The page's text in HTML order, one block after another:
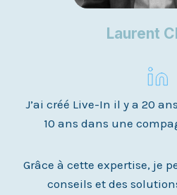
Laurent
J’ai créé Live-In il y a 20
10 ans dans une
Grâce à cette expertise, je
conseils et des